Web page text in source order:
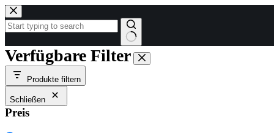
Zum
Inhalt
springen
Keine
Ergebnisse
Verfügbare Filter
Produkte filtern
Schließen
Preis